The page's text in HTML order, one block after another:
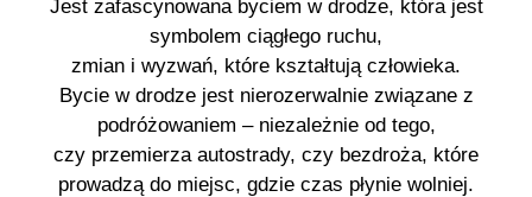
Jest zafascynowana byciem w drodze, która jest
symbolem ciągłego ruchu,
zmian i wyzwań, które kształtują człowieka.
Bycie w drodze jest nierozerwalnie związane z
podróżowaniem – niezależnie od tego,
czy przemierza autostrady, czy bezdroża, które
prowadzą do miejsc, gdzie czas płynie wolniej.